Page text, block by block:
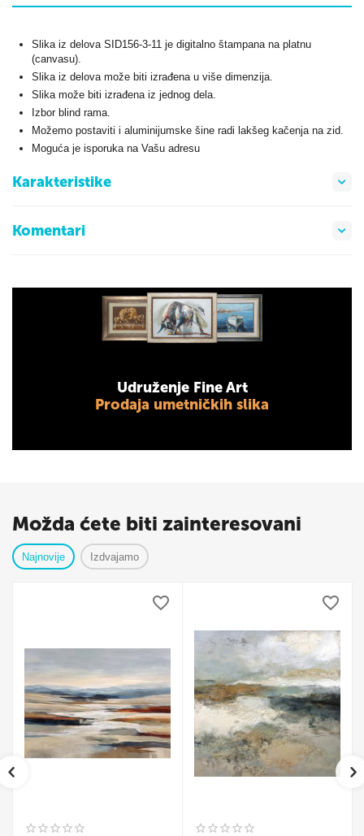
Slika iz delova SID156-3-11 je digitalno štampana na platnu
(canvasu).
Slika iz delova može biti izrađena u više dimenzija.
Slika može biti izrađena iz jednog dela.
Izbor blind rama.
Možemo postaviti i aluminijumske šine radi lakšeg kačenja na zid.
Moguća je isporuka na Vašu adresu
Karakteristike
Komentari
Udruženje Fine Art
Prodaja umetničkih slika
Možda ćete biti zainteresovani
Najnovije Izdvajamo